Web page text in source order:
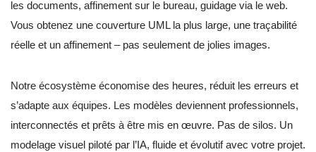
les documents, affinement sur le bureau, guidage via le web.
Vous obtenez une couverture UML la plus large, une traçabilité
réelle et un affinement – pas seulement de jolies images.
Notre écosystème économise des heures, réduit les erreurs et
s’adapte aux équipes. Les modèles deviennent professionnels,
interconnectés et prêts à être mis en œuvre. Pas de silos. Un
modelage visuel piloté par l’IA, fluide et évolutif avec votre projet.